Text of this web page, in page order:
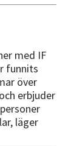
med IF
funnits
över
erbjuder
läger